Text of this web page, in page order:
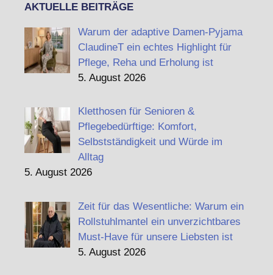
AKTUELLE BEITRÄGE
Warum der adaptive Damen-Pyjama
ClaudineT ein echtes Highlight für
Pflege, Reha und Erholung ist
5. August 2026
Kletthosen für Senioren &
Pflegebedürftige: Komfort,
Selbstständigkeit und Würde im
Alltag
5. August 2026
Zeit für das Wesentliche: Warum ein
Rollstuhlmantel ein unverzichtbares
Must-Have für unsere Liebsten ist
5. August 2026